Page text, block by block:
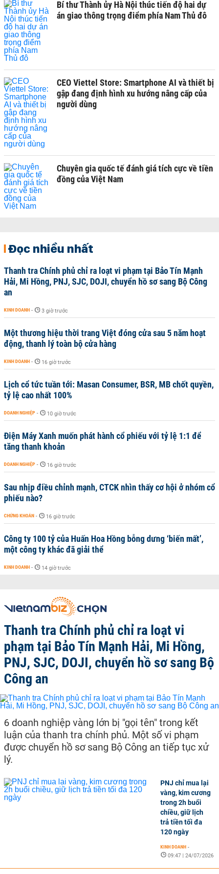
Bí thư Thành ủy Hà Nội thúc tiến độ hai dự
án giao thông trọng điểm phía Nam Thủ đô
CEO Viettel Store: Smartphone AI và thiết bị
gập đang định hình xu hướng nâng cấp của
người dùng
Chuyên gia quốc tế đánh giá tích cực về tiền
đồng của Việt Nam
Đọc nhiều nhất
Thanh tra Chính phủ chỉ ra loạt vi phạm tại Bảo Tín Mạnh
Hải, Mi Hồng, PNJ, SJC, DOJI, chuyển hồ sơ sang Bộ Công
an
KINH DOANH - 3 giờ trước
Một thương hiệu thời trang Việt đóng cửa sau 5 năm hoạt
động, thanh lý toàn bộ cửa hàng
KINH DOANH - 16 giờ trước
Lịch cổ tức tuần tới: Masan Consumer, BSR, MB chốt quyền,
tỷ lệ cao nhất 100%
DOANH NGHIỆP - 10 giờ trước
Điện Máy Xanh muốn phát hành cổ phiếu với tỷ lệ 1:1 để
tăng thanh khoản
DOANH NGHIỆP - 16 giờ trước
Sau nhịp điều chỉnh mạnh, CTCK nhìn thấy cơ hội ở nhóm cổ
phiếu nào?
CHỨNG KHOÁN - 16 giờ trước
Công ty 100 tỷ của Huấn Hoa Hồng bỗng dưng ‘biến mất’,
một công ty khác đã giải thể
KINH DOANH - 14 giờ trước
Thanh tra Chính phủ chỉ ra loạt vi
phạm tại Bảo Tín Mạnh Hải, Mi Hồng,
PNJ, SJC, DOJI, chuyển hồ sơ sang Bộ
Công an
6 doanh nghiệp vàng lớn bị "gọi tên" trong kết
luận của thanh tra chính phủ. Một số vi phạm
được chuyển hồ sơ sang Bộ Công an tiếp tục xử
lý.
PNJ chỉ mua lại
vàng, kim cương
trong 2h buổi
chiều, giữ lịch
trả tiền tối đa
120 ngày
KINH DOANH -
09:47 | 24/07/2026